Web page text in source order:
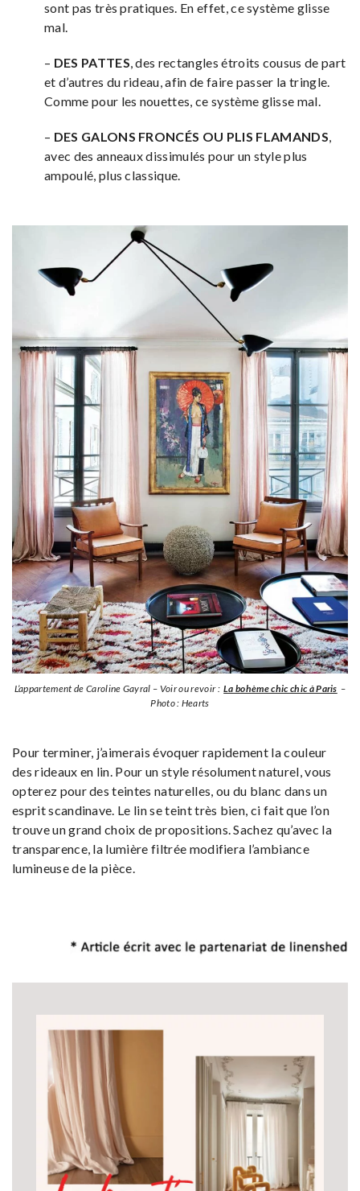
sont pas très pratiques. En effet, ce système glisse
mal.
– DES PATTES , des rectangles étroits cousus de part
et d’autres du rideau, afin de faire passer la tringle.
Comme pour les nouettes, ce système glisse mal.
– DES GALONS FRONCÉS OU PLIS FLAMANDS
avec des anneaux dissimulés pour un style plus
ampoulé, plus classique.
L’appartement de Caroline Gayral – Voir ou revoir : La bohème chic chic à Paris –
Photo : Hearts
Pour terminer, j’aimerais évoquer rapidement la couleur
des rideaux en lin. Pour un style résolument naturel, vous
opterez pour des teintes naturelles, ou du blanc dans un
esprit scandinave. Le lin se teint très bien, ci fait que l’on
trouve un grand choix de propositions. Sachez qu’avec la
transparence, la lumière filtrée modifiera l’ambiance
lumineuse de la pièce.